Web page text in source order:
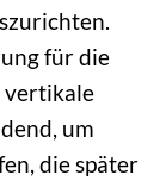
für die
vertikale
um
die später